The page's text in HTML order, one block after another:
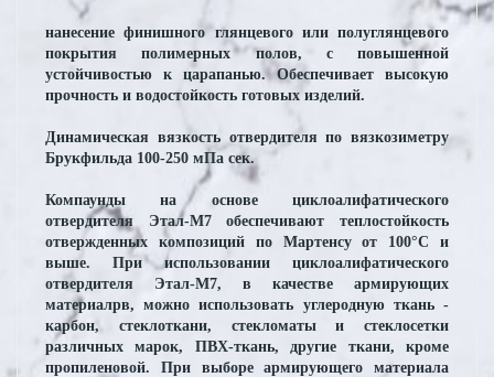
нанесение финишного глянцевого или полуглянцевого
покрытия полимерных полов, с повышенной
устойчивостью к царапанью. Обеспечивает высокую
прочность и водостойкость готовых изделий.
Динамическая вязкость отвердителя по вязкозиметру
Брукфильда 100-250 мПа сек.
Компаунды на основе циклоалифатического
отвердителя Этал-М7 обеспечивают теплостойкость
отвержденных композиций по Мартенсу от 100°С и
выше. При использовании циклоалифатического
отвердителя Этал-М7, в качестве армирующих
материалрв, можно использовать углеродную ткань -
карбон, стеклоткани, стекломаты и стеклосетки
различных марок, ПВХ-ткань, другие ткани, кроме
пропиленовой. При выборе армирующего материала